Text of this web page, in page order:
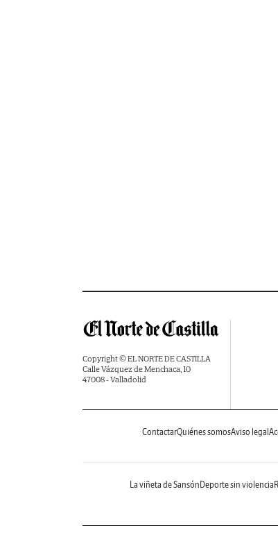
Copyright © EL NORTE DE CASTILLA
Calle Vázquez de Menchaca, 10
47008 - Valladolid
ContactarQuiénes somosAviso legal
La viñeta de Sansón Deporte sin violencia